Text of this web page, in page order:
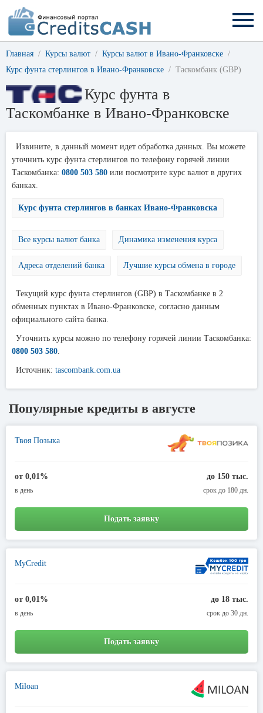
Главная Курсы валют
Курсы валют в Ивано-Франковске
Курс фунта стерлингов в Ивано-Франковске
Таскомбанк (GBP)
Курс фунта в
Таскомбанке в Ивано-Франковске
Извините, в данный момент идет обработка данных. Вы можете
уточнить курс фунта стерлингов по телефону горячей линии
Таскомбанка: 0800 503 580 или посмотрите курс валют в других
банках.
Курс фунта стерлингов в банках Ивано-Франковска
Все курсы валют банка Динамика изменения курса
Адреса отделений банка Лучшие курсы обмена в городе
Текущий курс фунта стерлингов (GBP) в Таскомбанке в 2
обменных пунктах в Ивано-Франковске, согласно данным
официального сайта банка.
Уточнить курсы можно по телефону горячей линии Таскомбанка:
0800 503 580.
Источник: tascombank.com.ua
Популярные кредиты в августе
Твоя Позыка
от 0,01%
в день
до 150 тыс.
срок до 180 дн.
Подать заявку
MyCredit
от 0,01%
в день
до 18 тыс.
срок до 30 дн.
Подать заявку
Miloan